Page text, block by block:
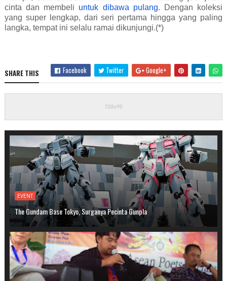
cinta dan membeli untuk dibawa pulang. Dengan koleksi
yang super lengkap, dari seri pertama hingga yang paling
langka, tempat ini selalu ramai dikunjungi.(*)
SHARE THIS Facebook Twitter Google+
EVENT
The Gundam Base Tokyo, Surganya Pecinta Gunpla